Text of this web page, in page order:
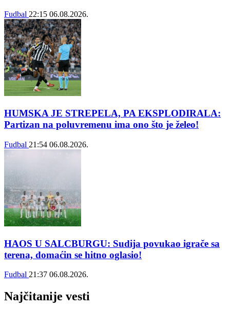
Fudbal 22:15 06.08.2026.
HUMSKA JE STREPELA, PA EKSPLODIRALA:
Partizan na poluvremenu ima ono što je želeo!
Fudbal 21:54 06.08.2026.
HAOS U SALCBURGU: Sudija povukao igrače sa
terena, domaćin se hitno oglasio!
Fudbal 21:37 06.08.2026.
Najčitanije vesti